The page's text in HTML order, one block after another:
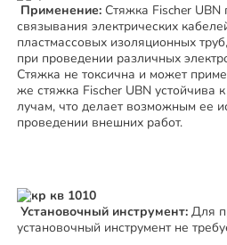
Применение: Стяжка Fischer UBN
связывания электрических
пластмассовых изоляционных
при проведении различных
Стяжка не токсична и может
же стяжка Fischer UBN устойчива
лучам, что делает возможным ее
проведении внешних работ.
Установочный инструмент: Для
установочный инструмент не